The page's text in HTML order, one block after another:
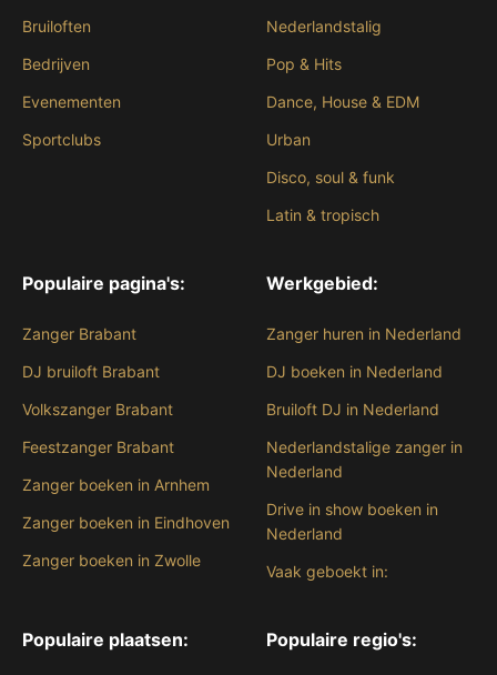
Bruiloften
Bedrijven
Evenementen
Sportclubs
Nederlandstalig
Pop & Hits
Dance, House & EDM
Urban
Disco, soul & funk
Latin & tropisch
Populaire pagina's:
Zanger Brabant
DJ bruiloft Brabant
Volkszanger Brabant
Feestzanger Brabant
Zanger boeken in Arnhem
Zanger boeken in Eindhoven
Zanger boeken in Zwolle
Werkgebied:
Zanger huren in Nederland
DJ boeken in Nederland
Bruiloft DJ in Nederland
Nederlandstalige zanger in
Nederland
Drive in show boeken in
Nederland
Vaak geboekt in:
Populaire plaatsen: Populaire regio's: